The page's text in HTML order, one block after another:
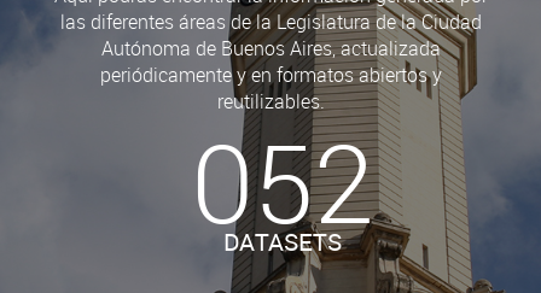
las diferentes áreas de la Legislatura de la Ciudad
Autónoma de Buenos Aires, actualizada
periódicamente y en formatos abiertos y
reutilizables.
052
DATASETS